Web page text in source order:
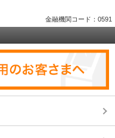
金融機関コード：0591